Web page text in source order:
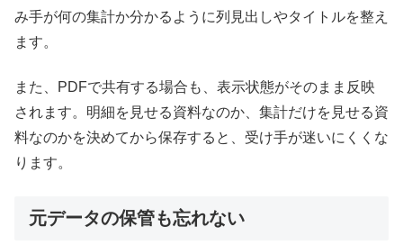
み手が何の集計か分かるように列見出しやタイトルを整え
ます。
また、PDFで共有する場合も、表示状態がそのまま反映
されます。明細を見せる資料なのか、集計だけを見せる資
料なのかを決めてから保存すると、受け手が迷いにくくな
ります。
元データの保管も忘れない